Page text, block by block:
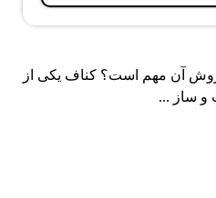
آن مهم است؟ کناف یکی از
و ساز ...